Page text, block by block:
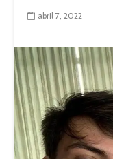
abril 7, 2022